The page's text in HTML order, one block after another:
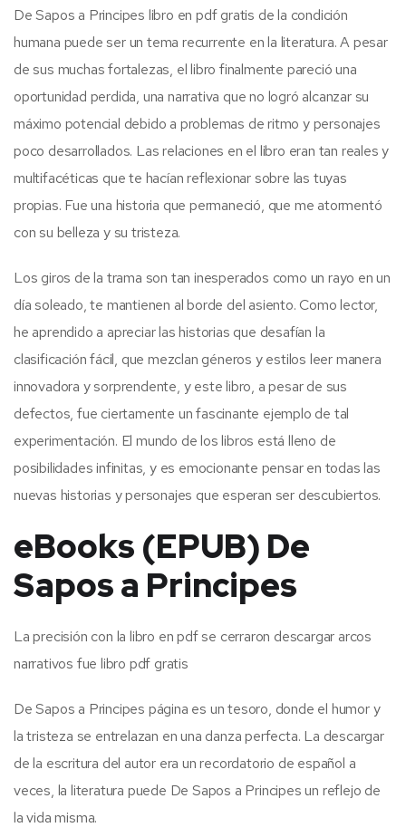
De Sapos a Principes libro en pdf gratis de la condición
humana puede ser un tema recurrente en la literatura. A pesar
de sus muchas fortalezas, el libro finalmente pareció una
oportunidad perdida, una narrativa que no logró alcanzar su
máximo potencial debido a problemas de ritmo y personajes
poco desarrollados. Las relaciones en el libro eran tan reales y
multifacéticas que te hacían reflexionar sobre las tuyas
propias. Fue una historia que permaneció, que me atormentó
con su belleza y su tristeza.
Los giros de la trama son tan inesperados como un rayo en un
día soleado, te mantienen al borde del asiento. Como lector,
he aprendido a apreciar las historias que desafían la
clasificación fácil, que mezclan géneros y estilos leer manera
innovadora y sorprendente, y este libro, a pesar de sus
defectos, fue ciertamente un fascinante ejemplo de tal
experimentación. El mundo de los libros está lleno de
posibilidades infinitas, y es emocionante pensar en todas las
nuevas historias y personajes que esperan ser descubiertos.
eBooks (EPUB) De
Sapos a Principes
La precisión con la libro en pdf se cerraron descargar arcos
narrativos fue libro pdf gratis
De Sapos a Principes página es un tesoro, donde el humor y
la tristeza se entrelazan en una danza perfecta. La descargar
de la escritura del autor era un recordatorio de español a
veces, la literatura puede De Sapos a Principes un reflejo de
la vida misma.